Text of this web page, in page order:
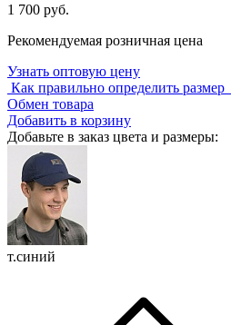
1 700 руб.
Рекомендуемая розничная цена
Узнать оптовую цену
Как правильно определить размер
Обмен товара
Добавить в корзину
Добавьте в заказ цвета и размеры:
т.синий